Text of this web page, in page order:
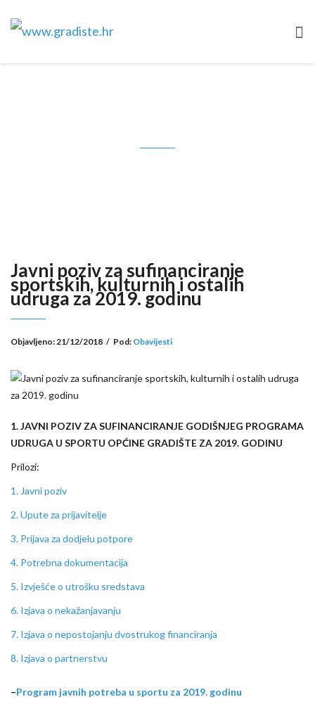
Javni poziv za sufinanciranje
sportskih, kulturnih i ostalih
udruga za 2019. godinu
Objavljeno:21/12/2018 / Pod: Obavijesti
1. JAVNI POZIV ZA SUFINANCIRANJE GODIŠNJEG PROGRAMA
UDRUGA U SPORTU OPĆINE GRADIŠTE ZA 2019. GODINU
Prilozi:
1. Javni poziv
2. Upute za prijavitelje
3. Prijava za dodjelu potpore
4. Potrebna dokumentacija
5. Izvješće o utrošku sredstava
6. Izjava o nekažanjavanju
7. Izjava o nepostojanju dvostrukog financiranja
8. Izjava o partnerstvu
–Program javnih potreba u sportu za 2019. godinu